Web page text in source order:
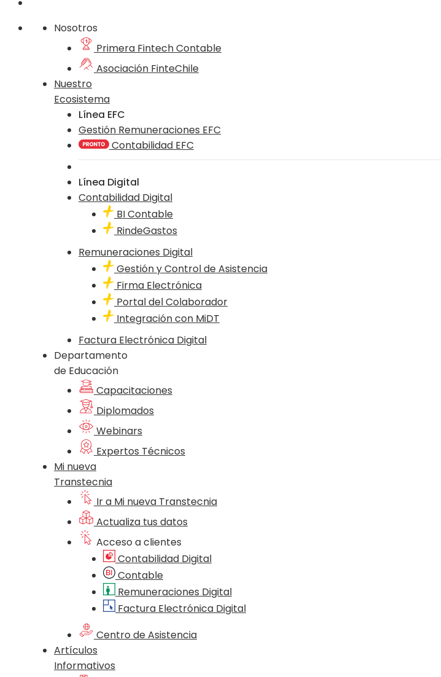
Nosotros
Primera Fintech Contable
Asociación FinteChile
Nuestro
Ecosistema
Línea EFC
Gestión Remuneraciones EFC
Contabilidad EFC
Línea Digital
Contabilidad Digital
BI Contable
RindeGastos
Remuneraciones Digital
Gestión y Control de Asistencia
Firma Electrónica
Portal del Colaborador
Integración con MiDT
Factura Electrónica Digital
Departamento
de Educación
Capacitaciones
Diplomados
Webinars
Expertos Técnicos
Mi nueva
Transtecnia
Ir a Mi nueva Transtecnia
Actualiza tus datos
Acceso a clientes
Contabilidad Digital
Contable
Remuneraciones Digital
Factura Electrónica Digital
Centro de Asistencia
Artículos
Informativos